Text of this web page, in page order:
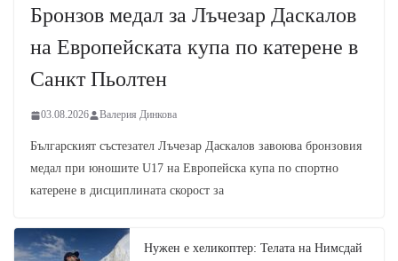
Бронзов медал за Лъчезар Даскалов
на Европейската купа по катерене в
Санкт Пьолтен
03.08.2026 Валерия Динкова
Българският състезател Лъчезар Даскалов завоюва бронзовия
медал при юношите U17 на Европейска купа по спортно
катерене в дисциплината скорост за
Нужен е хеликоптер: Телата на Нимсдай